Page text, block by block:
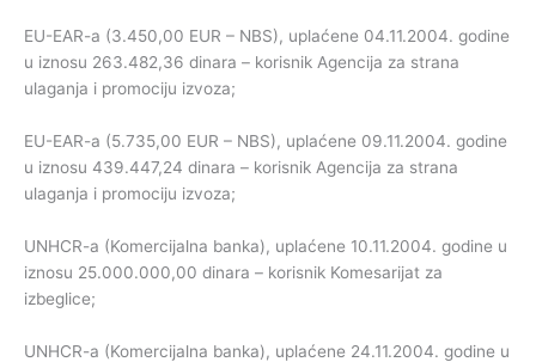
EU-EAR-a (3.450,00 EUR – NBS), uplaćene 04.11.2004. godine
u iznosu 263.482,36 dinara – korisnik Agencija za strana
ulaganja i promociju izvoza;
EU-EAR-a (5.735,00 EUR – NBS), uplaćene 09.11.2004. godine
u iznosu 439.447,24 dinara – korisnik Agencija za strana
ulaganja i promociju izvoza;
UNHCR-a (Komercijalna banka), uplaćene 10.11.2004. godine u
iznosu 25.000.000,00 dinara – korisnik Komesarijat za
izbeglice;
UNHCR-a (Komercijalna banka), uplaćene 24.11.2004. godine u